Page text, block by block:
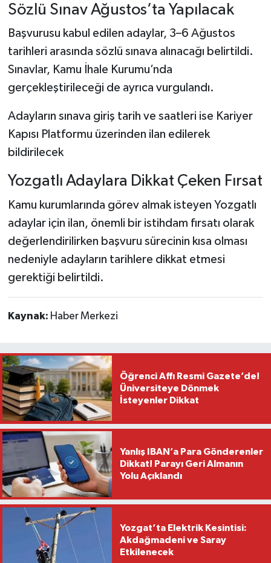
Sözlü Sınav Ağustos’ta Yapılacak
Başvurusu kabul edilen adaylar, 3–6 Ağustos
tarihleri arasında sözlü sınava alınacağı belirtildi.
Sınavlar, Kamu İhale Kurumu’nda
gerçekleştirileceği de ayrıca vurgulandı.
Adayların sınava giriş tarih ve saatleri ise Kariyer
Kapısı Platformu üzerinden ilan edilerek
bildirilecek
Yozgatlı Adaylara Dikkat Çeken Fırsat
Kamu kurumlarında görev almak isteyen Yozgatlı
adaylar için ilan, önemli bir istihdam fırsatı olarak
değerlendirilirken başvuru sürecinin kısa olması
nedeniyle adayların tarihlere dikkat etmesi
gerektiği belirtildi.
Kaynak: Haber Merkezi
Öğrenci Affı Resmi Gazete’de!
Üniversiteye Dönmek
İsteyenler Dikkat
Yanlış IBAN’a Para Gönderenler
Dikkat! Parayı Geri Almanın
Yolu Açıklandı
Yozgat’ta Elektrik Kesintisi:
Akdağmadeni ve Saray
Etkilenecek